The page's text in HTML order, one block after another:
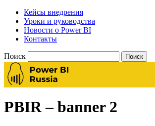
Кейсы внедрения
Уроки и руководства
Новости о Power BI
Контакты
Поиск
PBIR – banner 2